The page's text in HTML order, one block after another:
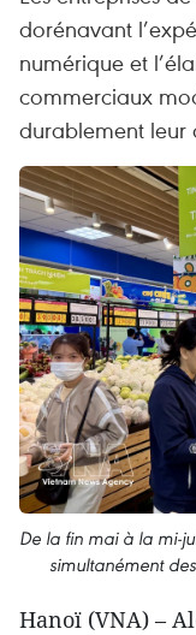
dorénavant
numérique et
commerciaux
durablement leur
De la fin mai à la mi-
simultanément
Hanoï (VNA) –